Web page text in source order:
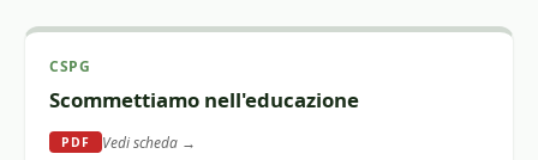
CSPG
Scommettiamo nell'educazione
PDF Vedi scheda →